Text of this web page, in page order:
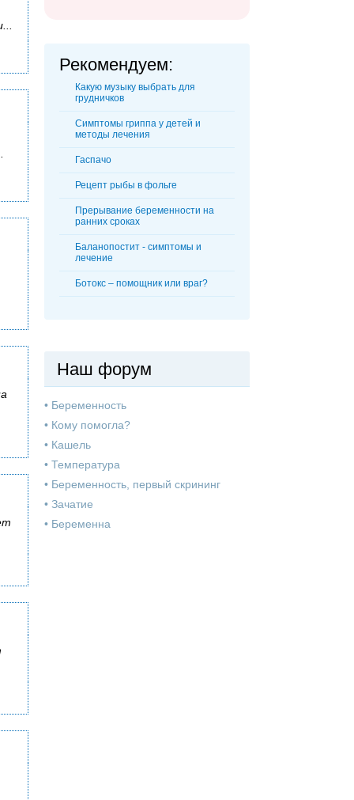
Рекомендуем:
Какую музыку выбрать для
грудничков
Симптомы гриппа у детей и
методы лечения
Гаспачо
Рецепт рыбы в фольге
Прерывание беременности на
ранних сроках
Баланопостит - симптомы и
лечение
Ботокс – помощник или враг?
Наш форум
• Беременность
• Кому помогла?
• Кашель
• Температура
• Беременность, первый скрининг
• Зачатие
• Беременна